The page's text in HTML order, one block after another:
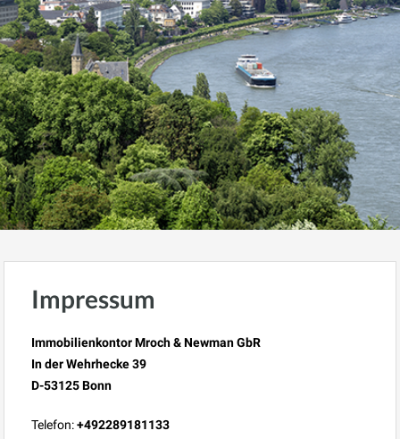
Impressum
Immobilienkontor Mroch & Newman GbR
In der Wehrhecke 39
D-53125 Bonn
Telefon:+492289181133